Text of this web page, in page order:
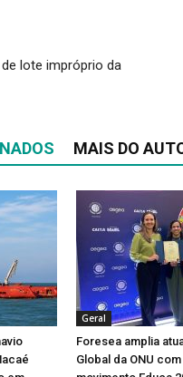
lote impróprio da
MAIS DO
Geral
Foresea amplia
Global da ONU